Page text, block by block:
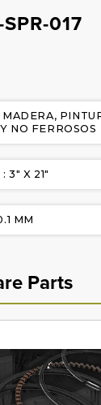
017
NO FERROSOS
3" X 21"
MM
Parts